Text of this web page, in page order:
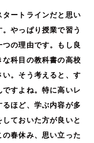
ートラインだと思い
やっぱり授業で習う
の理由です。もし良
科目の教科書の高校
い。そう考えると、す
すよね。特に高いレ
ほど、学ぶ内容が多
ておいた方が良いと
春休み、思い立った